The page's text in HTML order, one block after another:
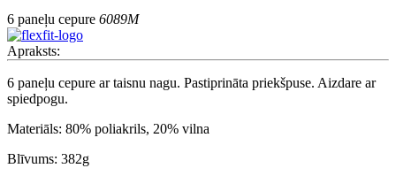
6 paneļu cepure 6089M
Apraksts:
6 paneļu cepure ar taisnu nagu. Pastiprināta priekšpuse. Aizdare ar
spiedpogu.
Materiāls: 80% poliakrils, 20% vilna
Blīvums: 382g